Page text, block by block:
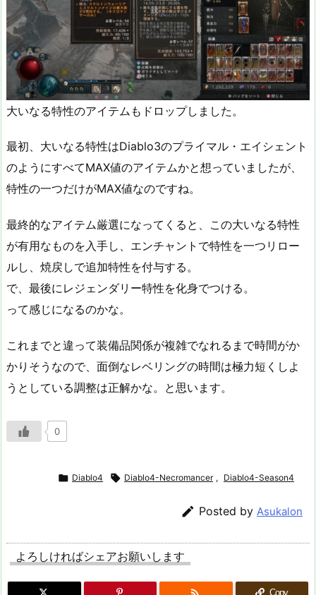
大いなる特性のアイテムもドロップしました。
最初、大いなる特性はDiablo3のプライマル・エイシェント
のようにすべてMAX値のアイテムかと想っていましたが、
特性の一つだけがMAX値なのですね。
最終的なアイテム厳選になってくると、この大いなる特性
が有用なものを入手し、エンチャントで特性を一つリロー
ルし、焼戻しで追加特性を付与する。
で、最後にレジェンダリー特性を化身でつける。
って感じになるのかな。
これまでと違って装備品関係が複雑でなれるまで時間がか
かりそうなので、面倒なレベリングの時間は極力短くしよ
うとしている調整は正解かな。と思います。
0
 Diablo4  Diablo4-Necromancer , Diablo4-Season4
 Posted by Asukalon
よろしければシェアお願いします
 Copy